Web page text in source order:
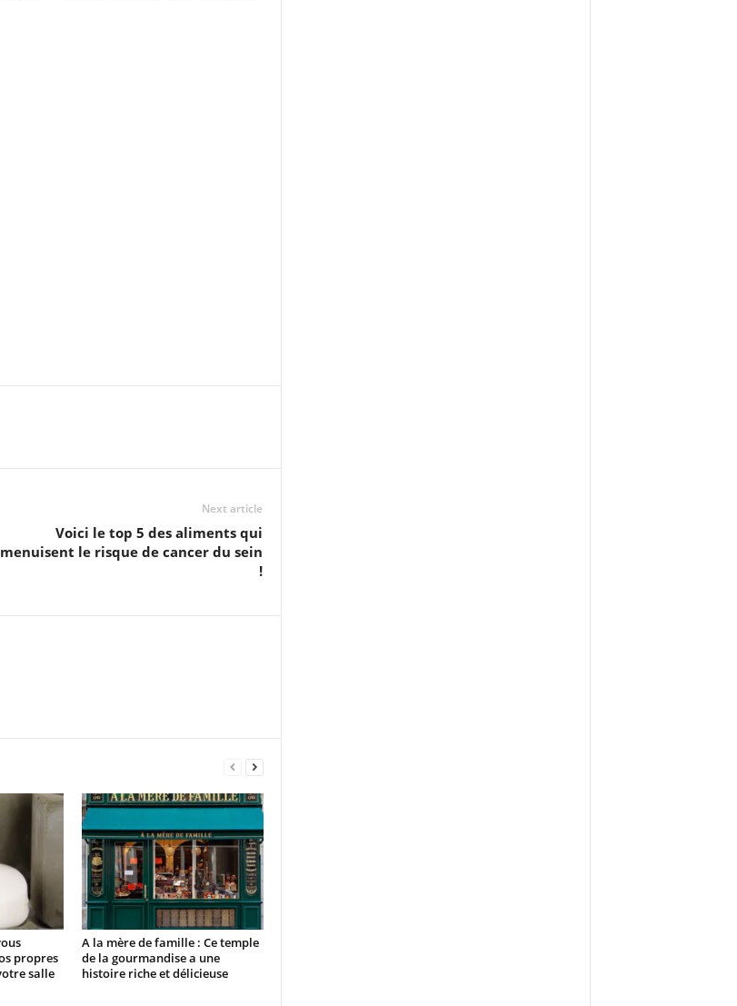
Next article
Voici le top 5 des aliments qui
le risque de cancer du sein
!
propres
salle
A la mère de famille : Ce temple
de la gourmandise a une
histoire riche et délicieuse